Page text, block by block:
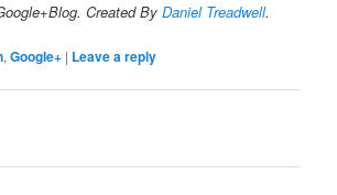
Created ByDaniel Treadwell.
,Google+ | Leave a reply